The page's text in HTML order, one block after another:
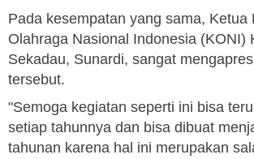
Pada kesempatan yang sama, Ketua
Olahraga Nasional Indonesia (KONI)
Sekadau, Sunardi, sangat
tersebut.
"Semoga kegiatan seperti ini bisa
setiap tahunnya dan bisa dibuat
tahunan karena hal ini merupakan